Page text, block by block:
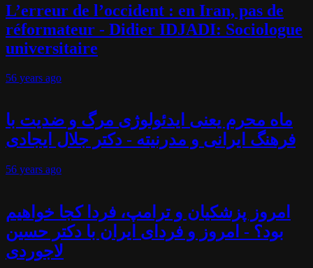
L’erreur de l’occident : en Iran, pas de
réformateur - Didier IDJADI: Sociologue
universitaire
56 years ago
ماه محرم یعنی ایدئولوژی مرگ و ضدیت با
فرهنگ ایرانی و مدرنیته - دکتر جلال ایجادی
56 years ago
امروز پزشکیان و ترامپ، فردا کجا خواهیم
بود؟ - امروز و فردای ایران با دکتر حسین
لاجوردی